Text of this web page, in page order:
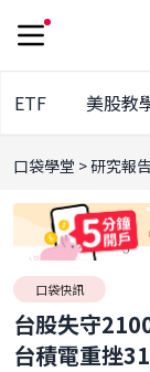
ETF 美股教
口袋學堂 研究報
口袋快訊
台股失守
台積電重挫